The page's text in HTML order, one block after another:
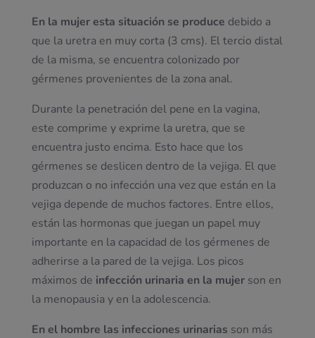
En la mujer esta situación se produce debido a
que la uretra en muy corta (3 cms). El tercio distal
de la misma, se encuentra colonizado por
gérmenes provenientes de la zona anal.
Durante la penetración del pene en la vagina,
este comprime y exprime la uretra, que se
encuentra justo encima. Esto hace que los
gérmenes se deslicen dentro de la vejiga. El que
produzcan o no infección una vez que están en la
vejiga depende de muchos factores. Entre ellos,
están las hormonas que juegan un papel muy
importante en la capacidad de los gérmenes de
adherirse a la pared de la vejiga. Los picos
máximos de infección urinaria en la mujerson en
la menopausia y en la adolescencia.
En el hombre las infecciones urinarias son más